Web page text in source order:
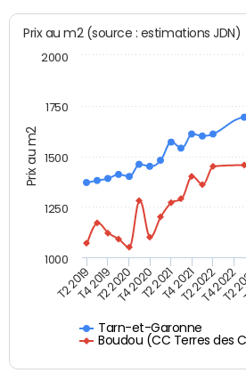
Prix au m2
Prix au m2 (source : estimations JDN)
Tarn-et-Garonne
Boudou (CC Terres des
T2 2019T4 2019T2 2020T4 2020T2 2021T4 2021T2 2022T4 2022
T2
1000
1250
1500
1750
2000